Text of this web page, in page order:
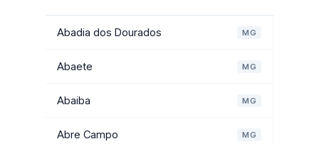
Abadia dos Dourados MG
Abaete MG
Abaiba MG
Abre Campo MG